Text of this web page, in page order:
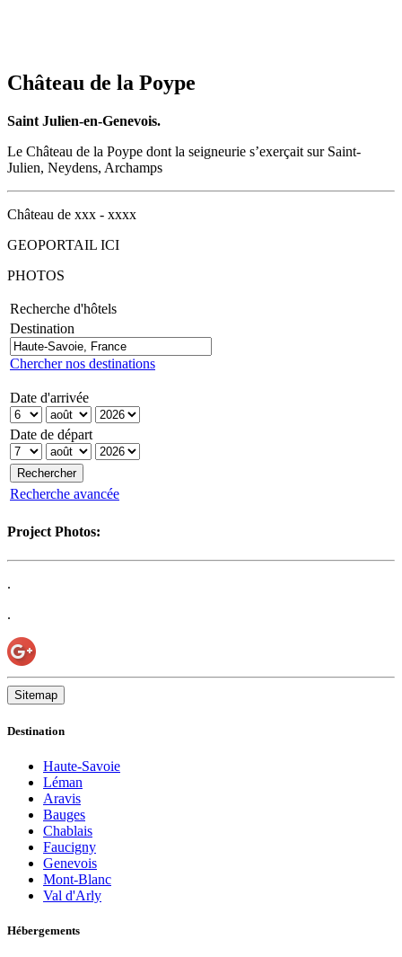
Château de la Poype
Saint Julien-en-Genevois.
Le Château de la Poype dont la seigneurie s’exerçait sur Saint-
Julien, Neydens, Archamps
Château de xxx - xxxx
GEOPORTAIL ICI
PHOTOS
Recherche d'hôtels
Destination
Chercher nos destinations
Date d'arrivée
Date de départ
Recherche avancée
Project Photos:
.
.
Sitemap
Destination
Haute-Savoie
Léman
Aravis
Bauges
Chablais
Faucigny
Genevois
Mont-Blanc
Val d'Arly
Hébergements